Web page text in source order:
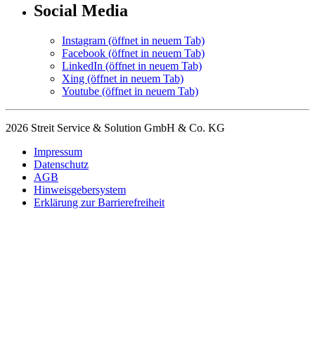
Social Media
Instagram (öffnet in neuem Tab)
Facebook (öffnet in neuem Tab)
LinkedIn (öffnet in neuem Tab)
Xing (öffnet in neuem Tab)
Youtube (öffnet in neuem Tab)
2026 Streit Service & Solution GmbH & Co. KG
Impressum
Datenschutz
AGB
Hinweisgebersystem
Erklärung zur Barrierefreiheit